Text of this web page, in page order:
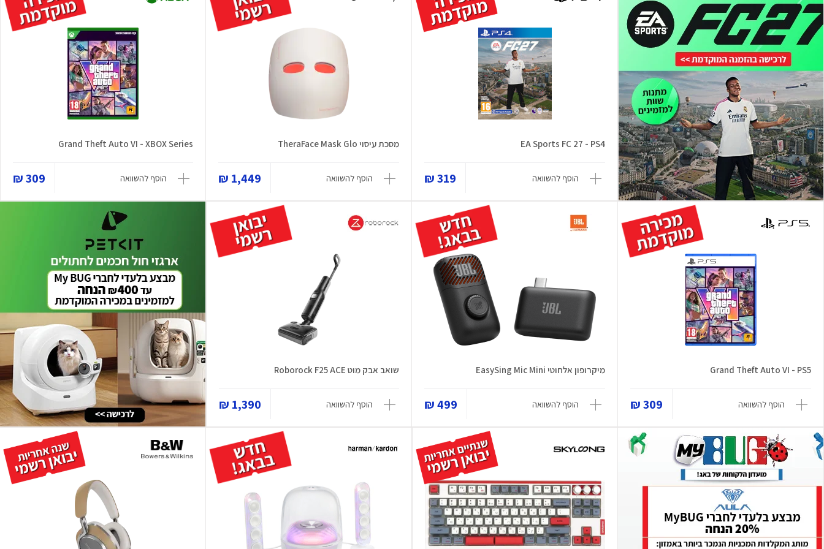
EA Sports FC 27 - PS4
הוסף להשוואה 319 ₪
מסכת עיסוי TheraFace Mask Glo
הוסף להשוואה 1,449 ₪
Grand Theft Auto VI - XBOX Series
הוסף להשוואה 309 ₪
Grand Theft Auto VI - PS5
הוסף להשוואה 309 ₪
מיקרופון אלחוטי EasySing Mic Mini
הוסף להשוואה 499 ₪
שואב אבק מוט Roborock F25 ACE
הוסף להשוואה 1,390 ₪